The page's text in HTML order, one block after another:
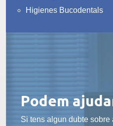
Higienes Bucodentals
Podem
Si tens algun dubte sobre